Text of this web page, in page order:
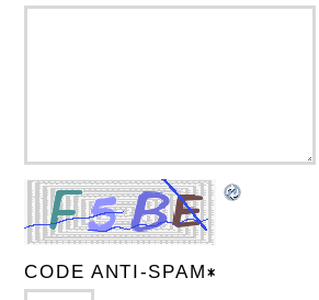
CODE ANTI-SPAM*